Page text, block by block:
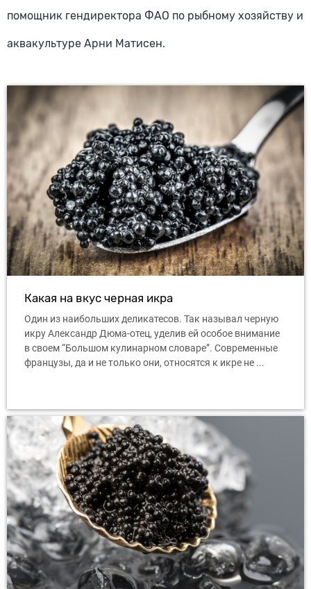
помощник гендиректора ФАО по рыбному хозяйству и
аквакультуре Арни Матисен.
Какая на вкус черная икра
Один из наибольших деликатесов. Так называл черную
икру Александр Дюма-отец, уделив ей особое внимание
в своем “Большом кулинарном словаре”. Современные
французы, да и не только они, относятся к икре не ...